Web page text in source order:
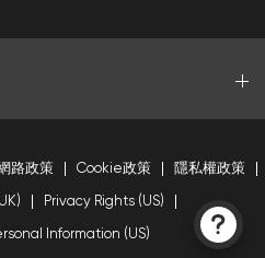
路政策 Cookie政策 隱私權政策
Privacy Rights (US)
Information (US)